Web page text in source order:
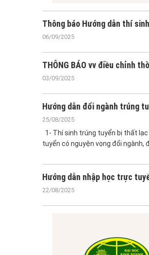
Thông báo Hướng dẫn thí
06/09/2025
THÔNG BÁO vv điều chỉnh
03/09/2025
Hướng dẫn đổi ngành trúng
25/08/2025
1- Thí sinh trúng tuyển bị thất
tuyển có nguyện vọng đổi ngành,
Hướng dẫn nhập học trực
22/08/2025